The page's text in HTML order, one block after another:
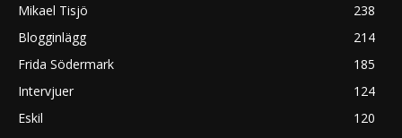
Mikael Tisjö
238
Blogginlägg
214
Frida Södermark
185
Intervjuer
124
Eskil
120